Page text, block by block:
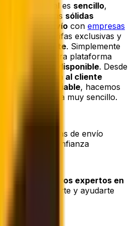
internacional es sencillo,
a nuestras sólidas
de envío con empresas
tarifas exclusivas y
directamente. Simplemente
envío y nuestra plataforma
mejor precio disponible. Desde
atención al cliente
mundial fiable, hacemos
a India sea muy sencillo.
: accede a tarifas de envío
de confianza
real de nuestros expertos en
aquí para asistirte y ayudarte
de envío